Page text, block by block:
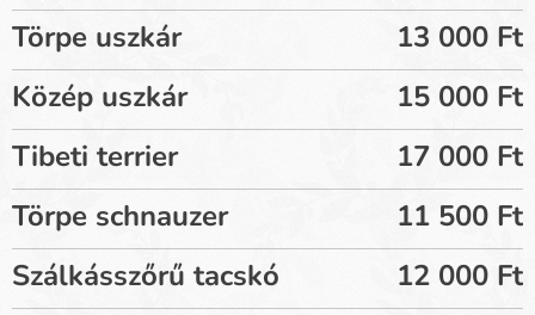
Törpe uszkár
13 000 Ft
Közép uszkár
15 000 Ft
Tibeti terrier
17 000 Ft
Törpe schnauzer
11 500 Ft
Szálkásszőrű tacskó
12 000 Ft